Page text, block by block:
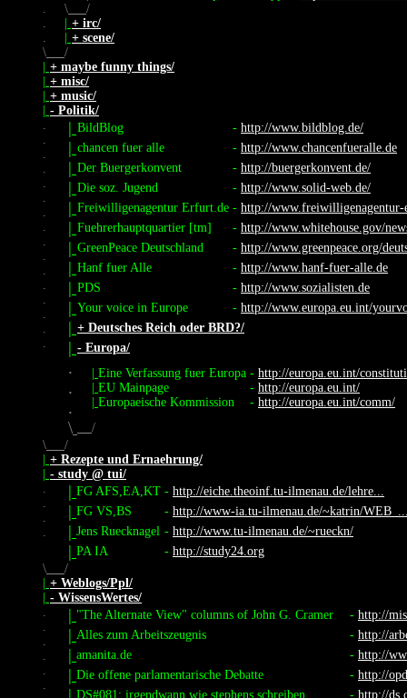
.
.
.
\
/
+ irc/
+ scene/
\
/
+ maybe funny things/
+ misc/
+ music/
- Politik/
.
.
.
.
.
.
.
.
.
.
.
.
.
.
.
.
| BildBlog - http://www.bildblog.de/
| chancen fuer alle - http://www.chancenfueralle.de
| Der Buergerkonvent - http://buergerkonvent.de/
| Die soz. Jugend - http://www.solid-web.de/
| Freiwilligenagentur Erfurt.de - http://www.freiwilligenagentur-
| Fuehrerhauptquartier [tm] - http://www.whitehouse.gov/
| GreenPeace Deutschland - http://www.greenpeace.org/
| Hanf fuer Alle - http://www.hanf-fuer-alle.de
| PDS - http://www.sozialisten.de
| Your voice in Europe - http://www.europa.eu.int/
| + Deutsches Reich oder BRD?/
| - Europa/
.
.
.
Eine Verfassung fuer Europa - http://europa.eu.int/
EU Mainpage - http://europa.eu.int/
Europaeische Kommission - http://europa.eu.int/comm/
\
/
\
/
+ Rezepte und Ernaehrung/
- study @ tui/
.
.
.
.
| FG AFS,EA,KT - http://eiche.theoinf.tu-ilmenau.de/lehre...
| FG VS,BS - http://www-ia.tu-ilmenau.de/~katrin/
| Jens Ruecknagel - http://www.tu-ilmenau.de/~rueckn/
| PA IA - http://study24.org
\
/
+ Weblogs/Ppl/
- WissensWertes/
.
.
.
.
.
.
| "The Alternate View" columns of John G. Cramer - http://
| Alles zum Arbeitszeugnis - http://
| amanita.de - http://
| Die offene parlamentarische Debatte - http://
DS#081: irgendwann wie stephens schreiben - http://